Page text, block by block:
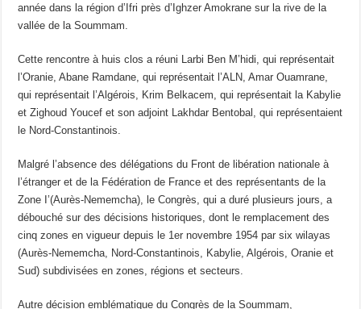
année dans la région d’Ifri près d’Ighzer Amokrane sur la rive de la
vallée de la Soummam.
Cette rencontre à huis clos a réuni Larbi Ben M’hidi, qui représentait
l’Oranie, Abane Ramdane, qui représentait l’ALN, Amar Ouamrane,
qui représentait l’Algérois, Krim Belkacem, qui représentait la Kabylie
et Zighoud Youcef et son adjoint Lakhdar Bentobal, qui représentaient
le Nord-Constantinois.
Malgré l’absence des délégations du Front de libération nationale à
l’étranger et de la Fédération de France et des représentants de la
Zone I’(Aurès-Nememcha), le Congrès, qui a duré plusieurs jours, a
débouché sur des décisions historiques, dont le remplacement des
cinq zones en vigueur depuis le 1er novembre 1954 par six wilayas
(Aurès-Nememcha, Nord-Constantinois, Kabylie, Algérois, Oranie et
Sud) subdivisées en zones, régions et secteurs.
Autre décision emblématique du Congrès de la Soummam,